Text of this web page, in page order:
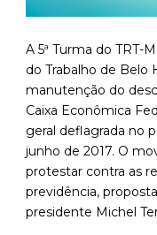
A 5ª Turma do TRT-
do Trabalho de
manutenção do
Caixa Econômica
geral deflagrada no
junho de 2017. O
protestar contra as
previdência,
presidente Michel